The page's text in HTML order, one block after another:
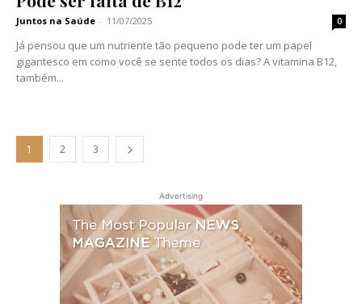
Juntos na Saúde - 11/07/2025 0
Já pensou que um nutriente tão pequeno pode ter um papel
gigantesco em como você se sente todos os dias? A vitamina B12,
também...
1 2 3
Advertising